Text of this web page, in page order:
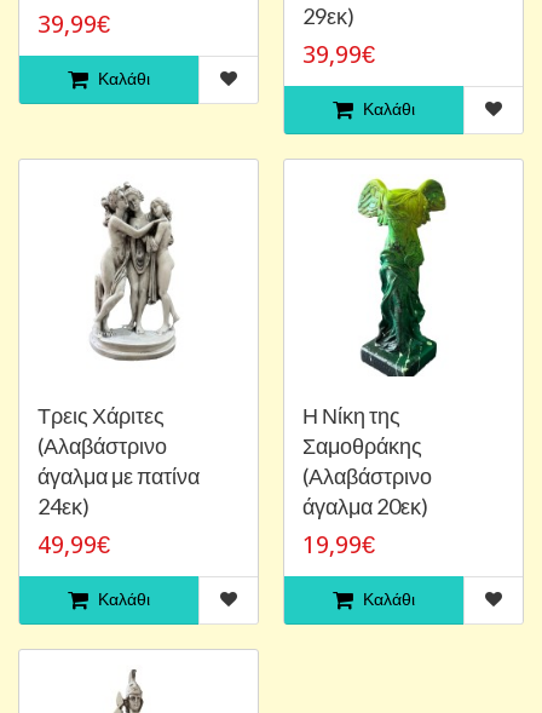
39,99€
Καλάθι
29εκ)
39,99€
Καλάθι
Τρεις Χάριτες
(Αλαβάστρινο
άγαλμα με πατίνα
24εκ)
49,99€
Καλάθι
Η Νίκη της
Σαμοθράκης
(Αλαβάστρινο
άγαλμα 20εκ)
19,99€
Καλάθι